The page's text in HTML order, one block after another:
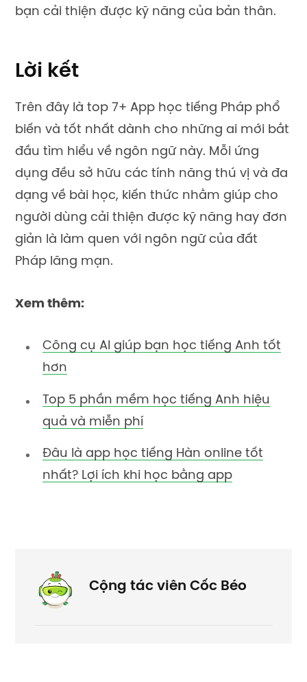
bạn cải thiện được kỹ năng của bản thân.
Lời kết
Trên đây là top 7+ App học tiếng Pháp phổ
biến và tốt nhất dành cho những ai mới bắt
đầu tìm hiểu về ngôn ngữ này. Mỗi ứng
dụng đều sở hữu các tính năng thú vị và đa
dạng về bài học, kiến thức nhằm giúp cho
người dùng cải thiện được kỹ năng hay đơn
giản là làm quen với ngôn ngữ của đất
Pháp lãng mạn.
Xem thêm:
Công cụ AI giúp bạn học tiếng Anh tốt
hơn
Top 5 phần mềm học tiếng Anh hiệu
quả và miễn phí
Đâu là app học tiếng Hàn online tốt
nhất? Lợi ích khi học bằng app
Cộng tác viên Cốc Béo